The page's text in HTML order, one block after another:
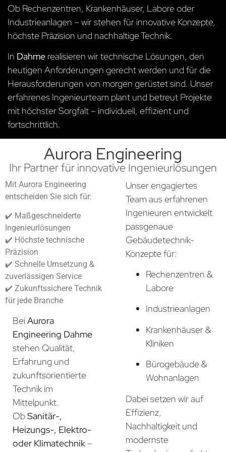
Ob Rechenzentren, Krankenhäuser, Labore oder
Industrieanlagen – wir stehen für innovative Konzepte,
höchste Präzision und nachhaltige Technik.
In Dahme realisieren wir technische Lösungen, den
heutigen Anforderungen gerecht werden und für die
Herausforderungen von morgen gerüstet sind. Unser
erfahrenes Ingenieurteam plant und betreut Projekte
mit höchster Sorgfalt – individuell, effizient und
fortschrittlich.
Aurora Engineering
Ihr Partner für innovative Ingenieurlösungen
Mit Aurora Engineering
entscheiden Sie sich für:
✔️ Maßgeschneiderte
Ingenieurlösungen
✔️ Höchste technische
Präzision
✔️ Schnelle Umsetzung &
zuverlässigen Service
✔️ Zukunftssichere Technik
für jede Branche
BeiAurora
Engineering Dahme
stehen Qualität,
Erfahrung und
zukunftsorientierte
Technik im
Mittelpunkt.
ObSanitär-,
Heizungs-, Elektro-
oder Klimatechnik –
Unser engagiertes
Team aus erfahrenen
Ingenieuren entwickelt
passgenaue
Gebäudetechnik-
Konzepte für:
Rechenzentren &
Labore
Industrieanlagen
Krankenhäuser &
Kliniken
Bürogebäude &
Wohnanlagen
Dabei setzen wir auf
Effizienz,
Nachhaltigkeit und
modernste